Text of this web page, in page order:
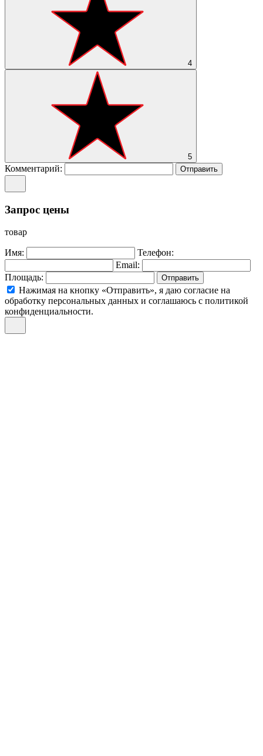
4
5
Комментарий: Отправить
Запрос цены
товар
Имя:
Телефон:
Email:
Площадь:
Отправить
Нажимая на кнопку «Отправить», я даю согласие на
обработку персональных данных и соглашаюсь c политикой
конфиденциальности.